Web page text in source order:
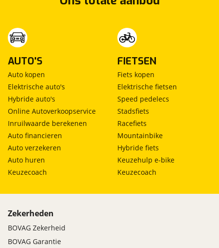
AUTO'S
Auto kopen
Elektrische auto's
Hybride auto's
Online Autoverkoopservice
Inruilwaarde berekenen
Auto financieren
Auto verzekeren
Auto huren
Keuzecoach
FIETSEN
Fiets kopen
Elektrische fietsen
Speed pedelecs
Stadsfiets
Racefiets
Mountainbike
Hybride fiets
Keuzehulp e-bike
Keuzecoach
Zekerheden
BOVAG Zekerheid
BOVAG Garantie